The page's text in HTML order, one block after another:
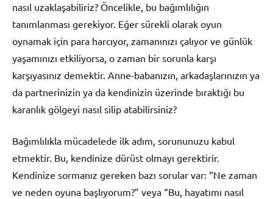
nasıl uzaklaşabiliriz? Öncelikle, bu bağımlılığın
tanımlanması gerekiyor. Eğer sürekli olarak oyun
oynamak için para harcıyor, zamanınızı çalıyor ve günlük
yaşamınızı etkiliyorsa, o zaman bir sorunla karşı
karşıyasınız demektir. Anne-babanızın, arkadaşlarınızın ya
da partnerinizin ya da kendinizin üzerinde bıraktığı bu
karanlık gölgeyi nasıl silip atabilirsiniz?
Bağımlılıkla mücadelede ilk adım, sorununuzu kabul
etmektir. Bu, kendinize dürüst olmayı gerektirir.
Kendinize sormanız gereken bazı sorular var: “Ne zaman
ve neden oyuna başlıyorum?” veya “Bu, hayatımı nasıl